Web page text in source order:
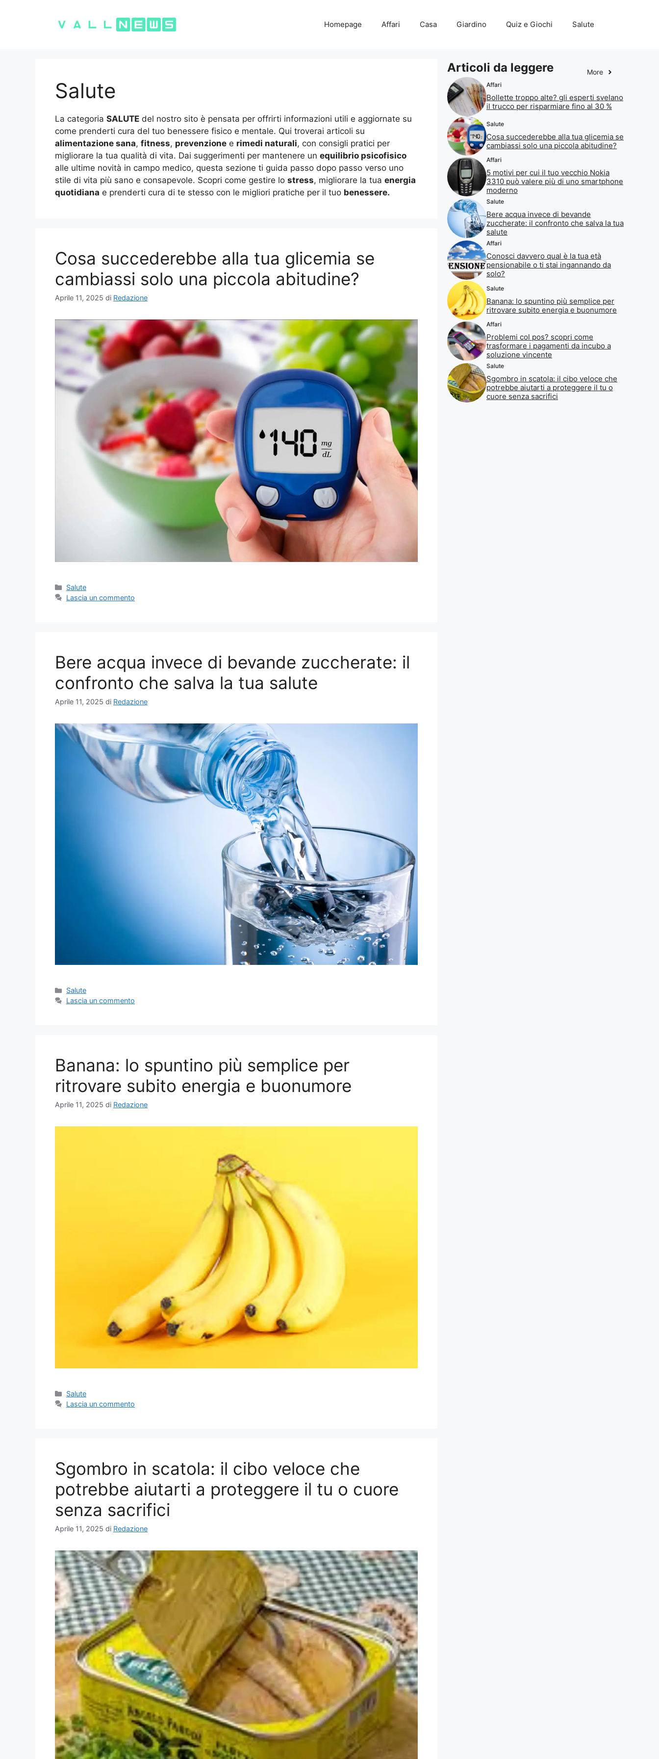
Homepage Affari Casa Giardino Quiz e Giochi Salute
Salute
La categoria SALUTE del nostro sito è pensata per offrirti informazioni utili e aggiornate su
come prenderti cura del tuo benessere fisico e mentale. Qui troverai articoli su
alimentazione sana, fitness, prevenzione e rimedi naturali, con consigli pratici per
migliorare la tua qualità di vita. Dai suggerimenti per mantenere un equilibrio psicofisico
alle ultime novità in campo medico, questa sezione ti guida passo dopo passo verso uno
stile di vita più sano e consapevole. Scopri come gestire lo stress, migliorare la tua energia
quotidiana e prenderti cura di te stesso con le migliori pratiche per il tuo benessere.
Cosa succederebbe alla tua glicemia se
cambiassi solo una piccola abitudine?
Aprile 11, 2025 di Redazione
Categorie
Salute
Lascia un commento
Bere acqua invece di bevande zuccherate: il
confronto che salva la tua salute
Aprile 11, 2025 di Redazione
Categorie
Salute
Lascia un commento
Banana: lo spuntino più semplice per
ritrovare subito energia e buonumore
Aprile 11, 2025 di Redazione
Categorie
Salute
Lascia un commento
Sgombro in scatola: il cibo veloce che
potrebbe aiutarti a proteggere il tu o cuore
senza sacrifici
Aprile 11, 2025 di Redazione
Articoli da leggere More
Affari
Bollette troppo alte? gli esperti svelano
il trucco per risparmiare fino al 30 %
Salute
Cosa succederebbe alla tua glicemia se
cambiassi solo una piccola abitudine?
Affari
5 motivi per cui il tuo vecchio Nokia
3310 può valere più di uno smartphone
moderno
Salute
Bere acqua invece di bevande
zuccherate: il confronto che salva la tua
salute
Affari
Conosci davvero qual è la tua età
pensionabile o ti stai ingannando da
solo?
Salute
Banana: lo spuntino più semplice per
ritrovare subito energia e buonumore
Affari
Problemi col pos? scopri come
trasformare i pagamenti da incubo a
soluzione vincente
Salute
Sgombro in scatola: il cibo veloce che
potrebbe aiutarti a proteggere il tu o
cuore senza sacrifici